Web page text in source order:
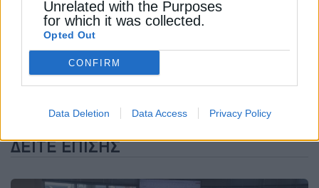
Unrelated with the Purposes
for which it was collected.
Opted Out
CONFIRM
Data Deletion Data Access Privacy Policy
HELLENIC HYDROGEN MORE MOTOR OIL
ΔΕΗ ΑΝΑΝΕΩΣΙΜΕΣ ΕΠΕΝΔΥΣΕΙΣ ΦΩΤΟΒΟΛΤΑΪΚΑ
ΔΕΊΤΕ ΕΠΊΣΗΣ